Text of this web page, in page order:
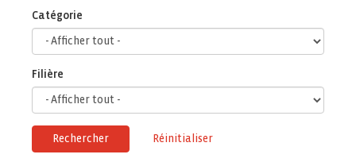
Catégorie
Filière
Rechercher Réinitialiser